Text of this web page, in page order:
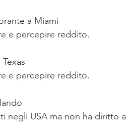
a Miami
e percepire reddito.
e percepire reddito.
negli USA ma non ha diritto al